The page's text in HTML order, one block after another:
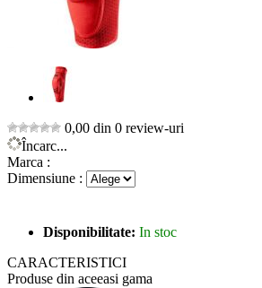
0,00 din 0 review-uri
Încarc...
Marca :
Dimensiune :
Disponibilitate: In stoc
CARACTERISTICI
Produse din aceeasi gama